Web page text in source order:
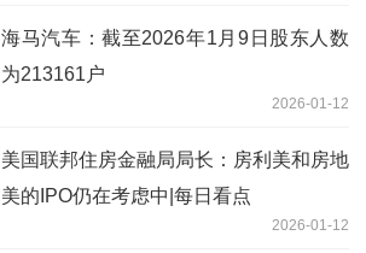
海马汽车：截至2026年1月9日股东人数
为213161户
2026-01-12
美国联邦住房金融局局长：房利美和房地
美的IPO仍在考虑中|每日看点
2026-01-12